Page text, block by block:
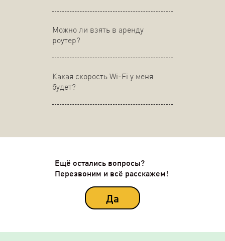
Можно ли взять в аренду
роутер?
Какая скорость Wi-Fi у меня
будет?
Ещё остались вопросы?
Перезвоним и всё расскажем!
Да